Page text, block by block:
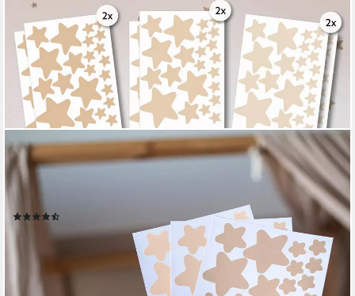
LILIMAUS
Wandsticker Herzen, Sterne & Punkte selbstklebend - Deko fürs
Kinderzimmer (132 St), Herzen, Sterne oder Punkte - 36er- &
14,99 €
lieferbar - in 2-3 Werktagen bei dir